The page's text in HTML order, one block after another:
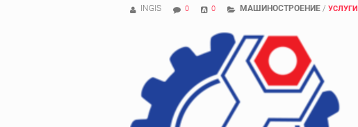
INGIS 0 0 МАШИНОСТРОЕНИЕ / УСЛУГИ